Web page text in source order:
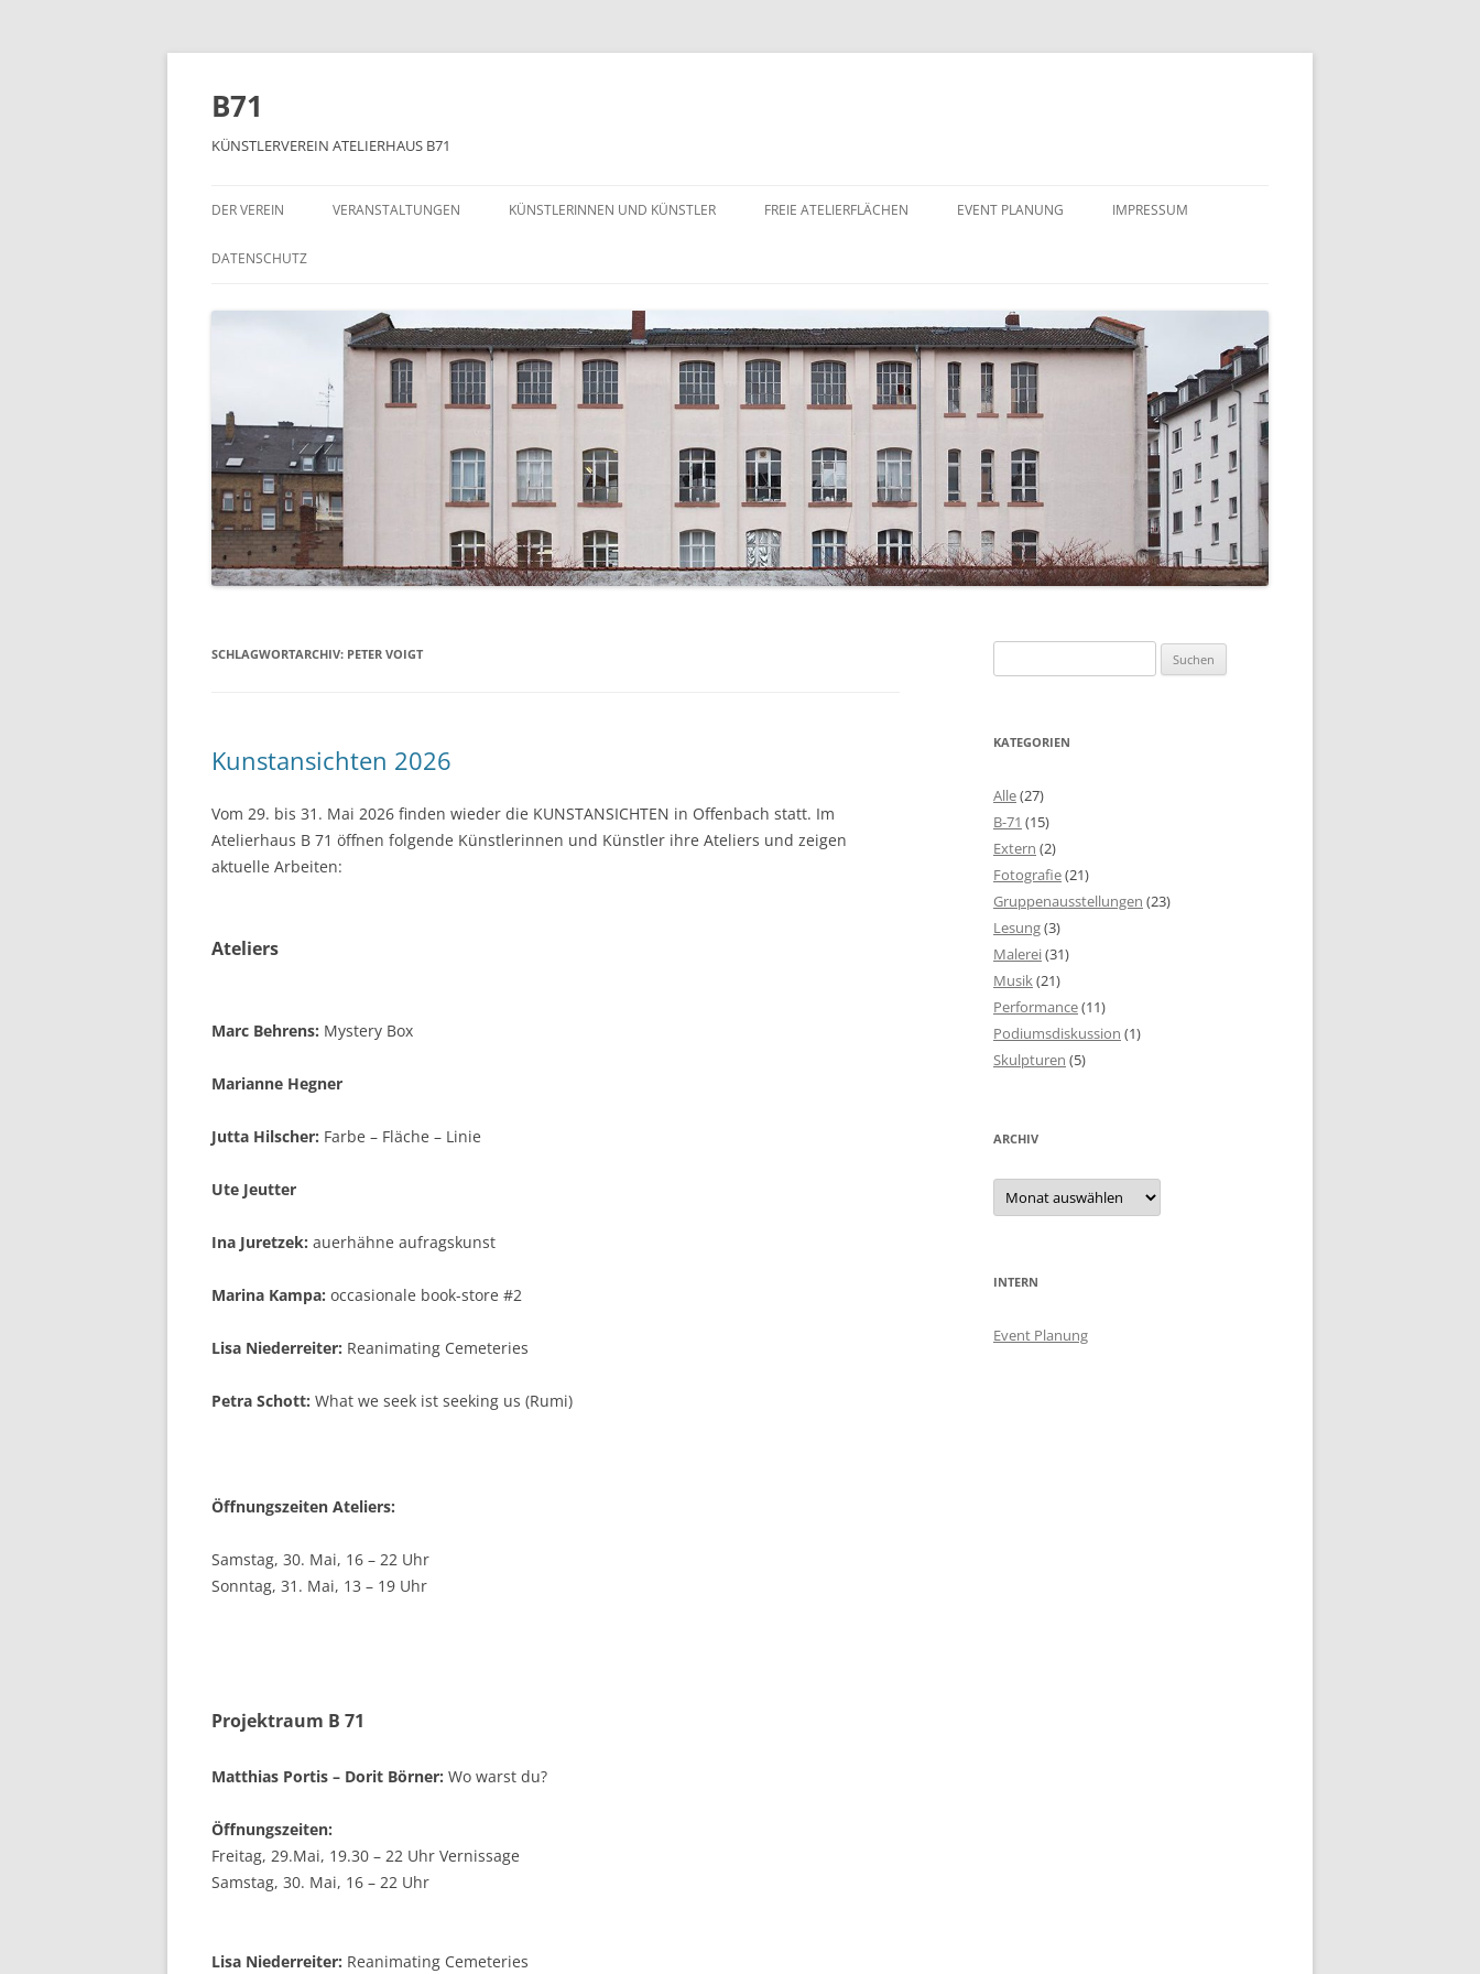
Zum
B71
KÜNSTLERVEREIN ATELIERHAUS B71
DER VEREIN VERANSTALTUNGEN KÜNSTLERINNEN UND KÜNSTLER FREIE ATELIERFLÄCHEN EVENT PLANUNG IMPRESSUM
DATENSCHUTZ
SCHLAGWORTARCHIV: PETER VOIGT
Kunstansichten 2026
Vom 29. bis 31. Mai 2026 finden wieder die KUNSTANSICHTEN in Offenbach statt. Im
Atelierhaus B 71 öffnen folgende Künstlerinnen und Künstler ihre Ateliers und zeigen
aktuelle Arbeiten:
Ateliers
Marc Behrens: Mystery Box
Marianne Hegner
Jutta Hilscher: Farbe – Fläche – Linie
Ute Jeutter
Ina Juretzek: auerhähne aufragskunst
Marina Kampa: occasionale book-store #2
Lisa Niederreiter: Reanimating Cemeteries
Petra Schott: What we seek ist seeking us (Rumi)
Öffnungszeiten Ateliers:
Samstag, 30. Mai, 16 – 22 Uhr
Sonntag, 31. Mai, 13 – 19 Uhr
Projektraum B 71
Matthias Portis – Dorit Börner: Wo warst du?
Öffnungszeiten:
Freitag, 29.Mai, 19.30 – 22 Uhr Vernissage
Samstag, 30. Mai, 16 – 22 Uhr
Lisa Niederreiter: Reanimating Cemeteries
nach:
KATEGORIEN
Alle(27)
B-71 (15)
Extern (2)
Fotografie(21)
Gruppenausstellungen (23)
Lesung(3)
Malerei(31)
Musik (21)
Performance(11)
Podiumsdiskussion (1)
Skulpturen (5)
ARCHIV
Archiv
INTERN
Event Planung